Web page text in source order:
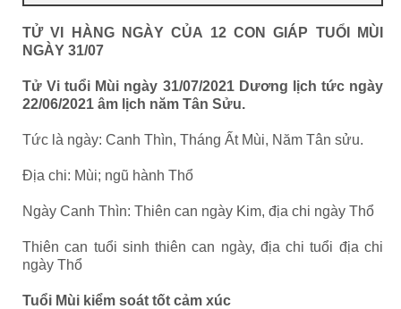
TỬ VI HÀNG NGÀY CỦA 12 CON GIÁP TUỔI MÙI
NGÀY 31/07
Tử Vi tuổi Mùi ngày 31/07/2021 Dương lịch tức ngày
22/06/2021 âm lịch năm Tân Sửu.
Tức là ngày: Canh Thìn, Tháng Ất Mùi, Năm Tân sửu.
Địa chi: Mùi; ngũ hành Thổ
Ngày Canh Thìn: Thiên can ngày Kim, địa chi ngày Thổ
Thiên can tuổi sinh thiên can ngày, địa chi tuổi địa chi
ngày Thổ
Tuổi Mùi kiểm soát tốt cảm xúc